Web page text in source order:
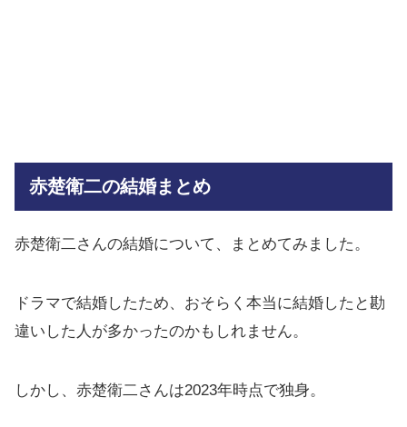
赤楚衛二の結婚まとめ
赤楚衛二さんの結婚について、まとめてみました。
ドラマで結婚したため、おそらく本当に結婚したと勘
違いした人が多かったのかもしれません。
しかし、赤楚衛二さんは2023年時点で独身。